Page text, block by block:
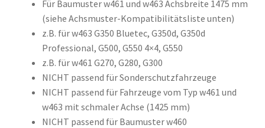
Für Baumuster w461 und w463 Achsbreite 1475 mm
(siehe Achsmuster-Kompatibilitätsliste unten)
z.B. für w463 G350 Bluetec, G350d, G350d
Professional, G500, G550 4×4, G550
z.B. für w461 G270, G280, G300
NICHT passend für Sonderschutzfahrzeuge
NICHT passend für Fahrzeuge vom Typ w461 und
w463 mit schmaler Achse (1425 mm)
NICHT passend für Baumuster w460